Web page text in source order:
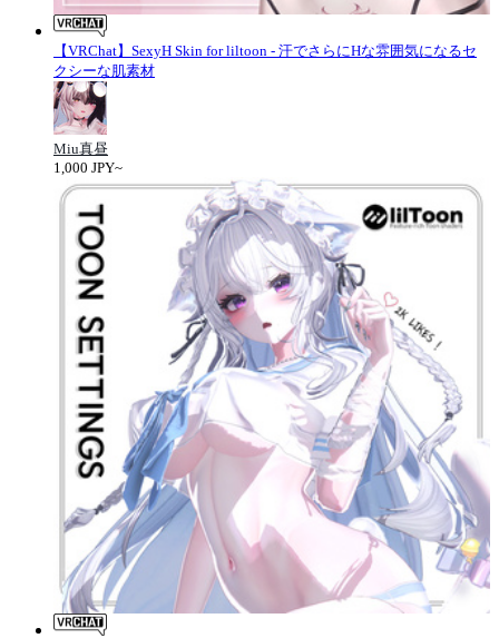
【VRChat】SexyH Skin for liltoon - 汗でさらにHな雰囲気になるセ
クシーな肌素材
Miu真昼
1,000 JPY~